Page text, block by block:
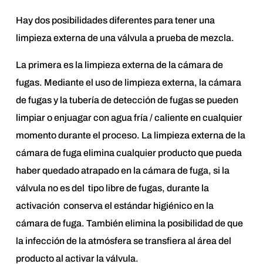
Hay dos posibilidades diferentes para tener una
limpieza externa de una válvula a prueba de mezcla.
La primera es la limpieza externa de la cámara de
fugas. Mediante el uso de limpieza externa, la cámara
de fugas y la tubería de detección de fugas se pueden
limpiar o enjuagar con agua fría / caliente en cualquier
momento durante el proceso. La limpieza externa de la
cámara de fuga elimina cualquier producto que pueda
haber quedado atrapado en la cámara de fuga, si la
válvula no es del tipo libre de fugas, durante la
activación conserva el estándar higiénico en la
cámara de fuga. También elimina la posibilidad de que
la infección de la atmósfera se transfiera al área del
producto al activar la válvula.